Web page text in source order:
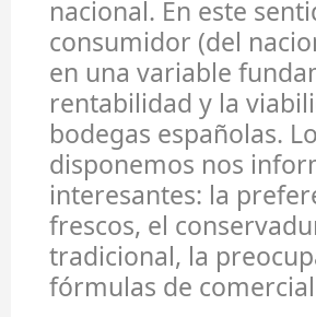
nacional. En este
consumidor (del
en una variable
rentabilidad y la
bodegas españolas.
disponemos nos
interesantes: la
frescos, el
tradicional, la
fórmulas de